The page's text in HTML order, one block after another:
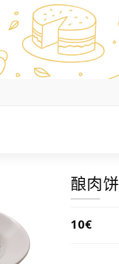
酿肉饼
10€